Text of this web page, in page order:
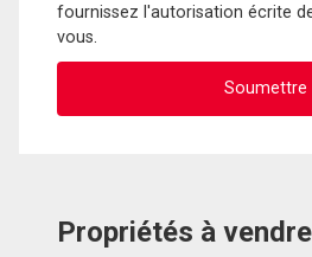
fournissez l'autorisation écrite
vous.
Propriétés à